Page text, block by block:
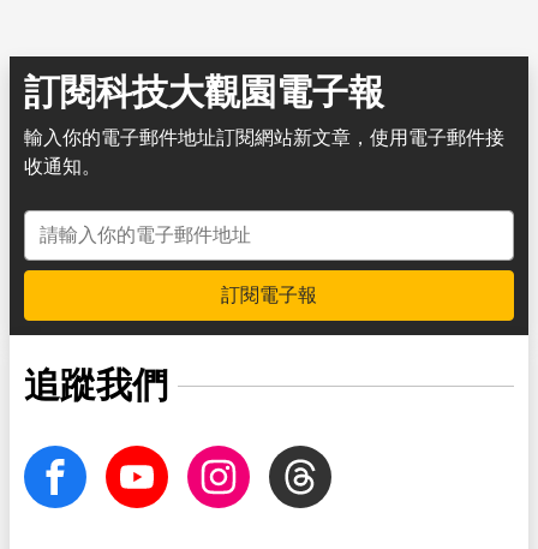
訂閱科技大觀園電子報
輸入你的電子郵件地址訂閱網站新文章，使用電子郵件接
收通知。
電子郵件地址
訂閱電子報
追蹤我們
facebook Youtube InstagramThreads